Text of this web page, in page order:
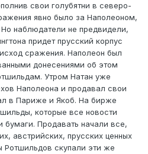
свои голубятни в северо-
явно было за Наполеоном,
наблюдатели не предвидели,
придет прусский корпус
сражения. Наполеон был
донесениями об этом
Утром Натан уже
Наполеона и продавал свои
в Париже и Якоб. На бирже
которые все новости
Продавать начали все,
австрийских, прусских ценных
Ротшильдов скупали эти же